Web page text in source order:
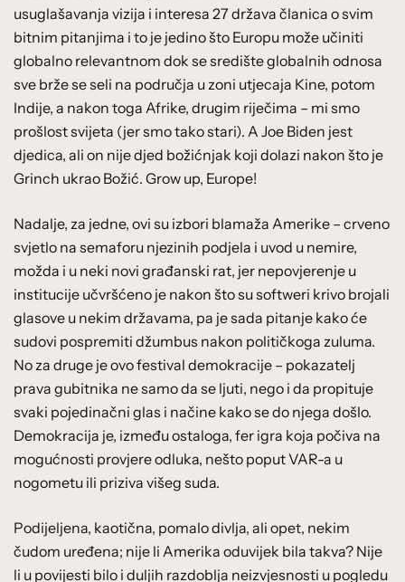
usuglašavanja vizija i interesa 27 država članica o svim
bitnim pitanjima i to je jedino što Europu može učiniti
globalno relevantnom dok se središte globalnih odnosa
sve brže se seli na područja u zoni utjecaja Kine, potom
Indije, a nakon toga Afrike, drugim riječima – mi smo
prošlost svijeta (jer smo tako stari). A Joe Biden jest
djedica, ali on nije djed božićnjak koji dolazi nakon što je
Grinch ukrao Božić. Grow up, Europe!
Nadalje, za jedne, ovi su izbori blamaža Amerike – crveno
svjetlo na semaforu njezinih podjela i uvod u nemire,
možda i u neki novi građanski rat, jer nepovjerenje u
institucije učvršćeno je nakon što su softweri krivo brojali
glasove u nekim državama, pa je sada pitanje kako će
sudovi pospremiti džumbus nakon političkoga zuluma.
No za druge je ovo festival demokracije – pokazatelj
prava gubitnika ne samo da se ljuti, nego i da propituje
svaki pojedinačni glas i načine kako se do njega došlo.
Demokracija je, između ostaloga, fer igra koja počiva na
mogućnosti provjere odluka, nešto poput VAR-a u
nogometu ili priziva višeg suda.
Podijeljena, kaotična, pomalo divlja, ali opet, nekim
čudom uređena; nije li Amerika oduvijek bila takva? Nije
li u povijesti bilo i duljih razdoblja neizvjesnosti u pogledu